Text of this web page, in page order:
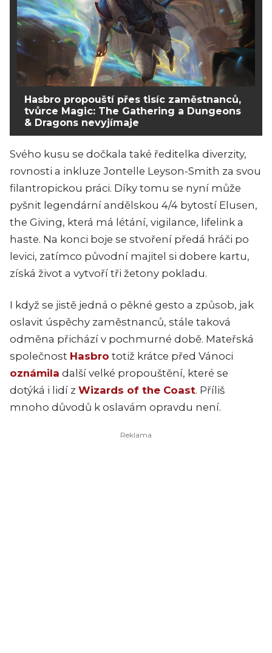
Hasbro propouští přes tisíc zaměstnanců,
tvůrce Magic: The Gathering a Dungeons
& Dragons nevyjímaje
Svého kusu se dočkala také ředitelka diverzity,
rovnosti a inkluze Jontelle Leyson-Smith za svou
filantropickou práci. Díky tomu se nyní může
pyšnit legendární andělskou 4/4 bytostí Elusen,
the Giving, která má létání, vigilance, lifelink a
haste. Na konci boje se stvoření předá hráči po
levici, zatímco původní majitel si dobere kartu,
získá život a vytvoří tři žetony pokladu.
I když se jistě jedná o pěkné gesto a způsob, jak
oslavit úspěchy zaměstnanců, stále taková
odměna přichází v pochmurné době. Mateřská
společnost Hasbro totiž krátce před Vánoci
oznámila další velké propouštění, které se
dotýká i lidí z Wizards of the Coast. Příliš
mnoho důvodů k oslavám opravdu není.